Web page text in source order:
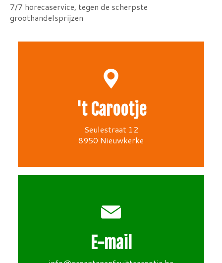
7/7 horecaservice, tegen de scherpste
groothandelsprijzen
't Carootje
Seulestraat 12
8950 Nieuwkerke
E-mail